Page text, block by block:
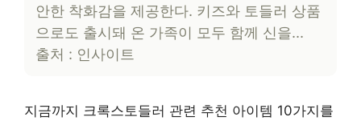
안한 착화감을 제공한다. 키즈와 토들러 상품
으로도 출시돼 온 가족이 모두 함께 신을…
출처 : 인사이트
지금까지 크록스토들러 관련 추천 아이템 10가지를